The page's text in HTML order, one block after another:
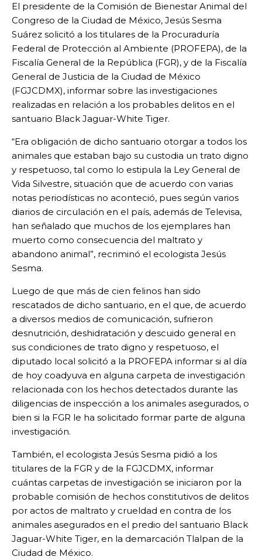
El presidente de la Comisión de Bienestar Animal del
Congreso de la Ciudad de México, Jesús Sesma
Suárez solicitó a los titulares de la Procuraduría
Federal de Protección al Ambiente (PROFEPA), de la
Fiscalía General de la República (FGR), y de la Fiscalía
General de Justicia de la Ciudad de México
(FGJCDMX), informar sobre las investigaciones
realizadas en relación a los probables delitos en el
santuario Black Jaguar-White Tiger.
“Era obligación de dicho santuario otorgar a todos los
animales que estaban bajo su custodia un trato digno
y respetuoso, tal como lo estipula la Ley General de
Vida Silvestre, situación que de acuerdo con varias
notas periodísticas no aconteció, pues según varios
diarios de circulación en el país, además de Televisa,
han señalado que muchos de los ejemplares han
muerto como consecuencia del maltrato y
abandono animal”, recriminó el ecologista Jesús
Sesma.
Luego de que más de cien felinos han sido
rescatados de dicho santuario, en el que, de acuerdo
a diversos medios de comunicación, sufrieron
desnutrición, deshidratación y descuido general en
sus condiciones de trato digno y respetuoso, el
diputado local solicitó a la PROFEPA informar si al día
de hoy coadyuva en alguna carpeta de investigación
relacionada con los hechos detectados durante las
diligencias de inspección a los animales asegurados, o
bien si la FGR le ha solicitado formar parte de alguna
investigación.
También, el ecologista Jesús Sesma pidió a los
titulares de la FGR y de la FGJCDMX, informar
cuántas carpetas de investigación se iniciaron por la
probable comisión de hechos constitutivos de delitos
por actos de maltrato y crueldad en contra de los
animales asegurados en el predio del santuario Black
Jaguar-White Tiger, en la demarcación Tlalpan de la
Ciudad de México.